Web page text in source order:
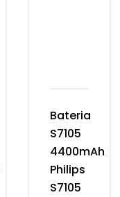
Bateria
S7105
4400mAh
Philips
S7105